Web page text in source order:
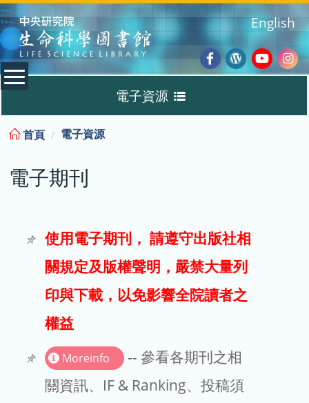
:::
Facebook
Wordpress
English
電子資源
電子期刊
試用
文章處理費
首頁 電子資源
電子期刊
使用電子期刊， 請遵守出版社相
關規定及版權聲明，嚴禁大量列
印與下載，以免影響全院讀者之
權益
Moreinfo
-- 參看各期刊之相
關資訊、IF & Ranking、投稿須